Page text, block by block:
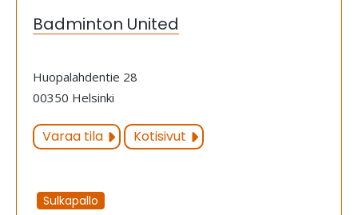
Badminton United
Huopalahdentie 28
00350 Helsinki
Varaa tila Kotisivut
Sulkapallo